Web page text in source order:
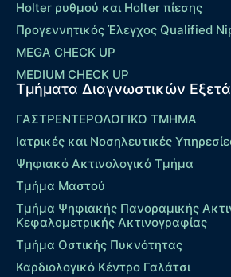
Holter ρυθμού και Holter πίεσης
Προγεννητικός Έλεγχος Qualified
MEGA CHECK UP
MEDIUM CHECK UP
Τμήματα Διαγνωστικών
ΓΑΣΤΡΕΝΤΕΡΟΛΟΓΙΚΟ ΤΜΗΜΑ
Ιατρικές και Νοσηλευτικές
Ψηφιακό Ακτινολογικό Τμήμα
Τμήμα Μαστού
Τμήμα Ψηφιακής Πανοραμικής
Κεφαλομετρικής Ακτινογραφίας
Τμήμα Οστικής Πυκνότητας
Καρδιολογικό Κέντρο Γαλάτσι